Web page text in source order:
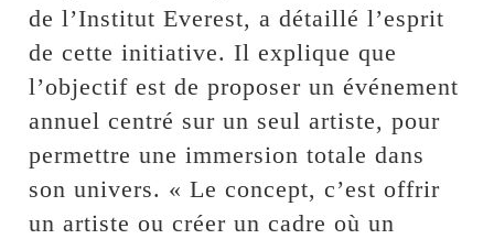
de l’Institut Everest, a détaillé l’esprit
de cette initiative. Il explique que
l’objectif est de proposer un événement
annuel centré sur un seul artiste, pour
permettre une immersion totale dans
son univers. « Le concept, c’est offrir
un artiste ou créer un cadre où un